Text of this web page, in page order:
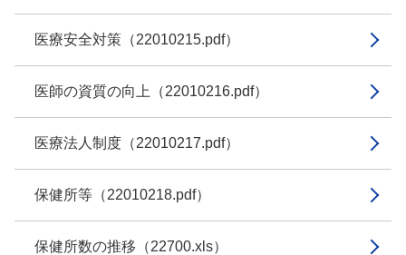
医療安全対策（22010215.pdf）
医師の資質の向上（22010216.pdf）
医療法人制度（22010217.pdf）
保健所等（22010218.pdf）
保健所数の推移（22700.xls）